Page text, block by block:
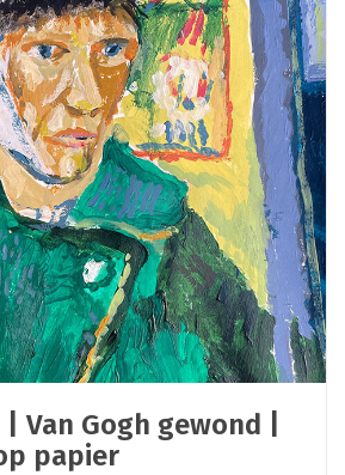
Van Gogh gewond |
papier